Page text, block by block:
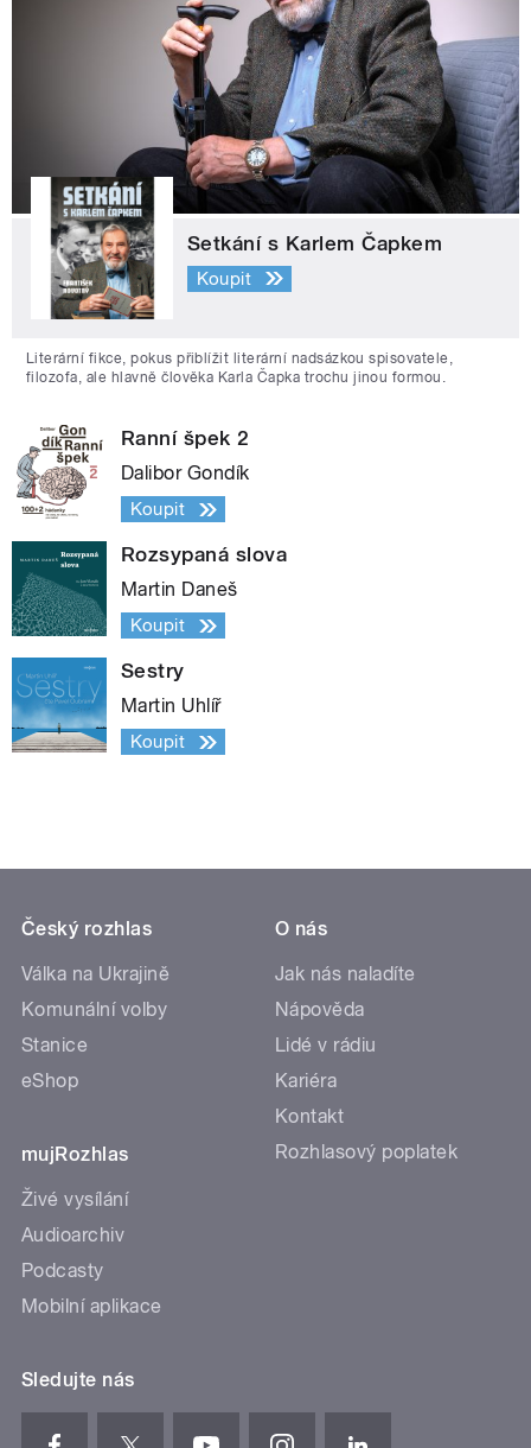
Setkání s Karlem Čapkem
Koupit
Literární fikce, pokus přiblížit literární nadsázkou spisovatele,
filozofa, ale hlavně člověka Karla Čapka trochu jinou formou.
Ranní špek 2
Dalibor Gondík
Koupit
Rozsypaná slova
Martin Daneš
Koupit
Sestry
Martin Uhlíř
Koupit
Český rozhlas
Válka na Ukrajině
Komunální volby
Stanice
eShop
mujRozhlas
Živé vysílání
Audioarchiv
Podcasty
Mobilní aplikace
O nás
Jak nás naladíte
Nápověda
Lidé v rádiu
Kariéra
Kontakt
Rozhlasový poplatek
Sledujte nás